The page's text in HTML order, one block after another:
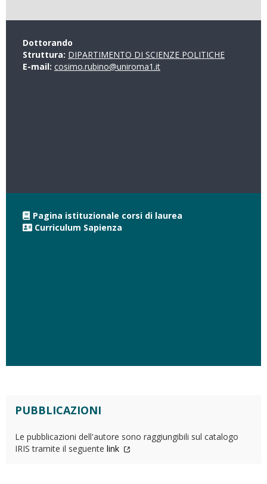
Dottorando
Struttura: DIPARTIMENTO DI SCIENZE POLITICHE
E-mail: cosimo.rubino@uniroma1.it
Pagina istituzionale corsi di laurea
Curriculum Sapienza
PUBBLICAZIONI
Le pubblicazioni dell'autore sono raggiungibili sul catalogo
IRIS tramite il seguente link